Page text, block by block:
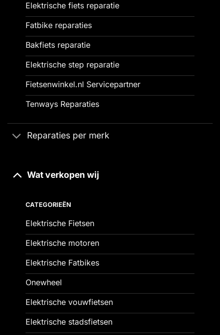
Elektrische fiets reparatie
Fatbike reparaties
Bakfiets reparatie
Elektrische step reparatie
Fietsenwinkel.nl Servicepartner
Tenways Reparaties
Reparaties per merk
Wat verkopen wij
CATEGORIEËN
Elektrische Fietsen
Elektrische motoren
Elektrische Fatbikes
Onewheel
Elektrische vouwfietsen
Elektrische stadsfietsen